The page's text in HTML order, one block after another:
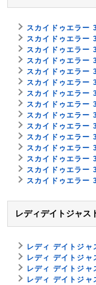
スカイドゥエラー
スカイドゥエラー
スカイドゥエラー
スカイドゥエラー
スカイドゥエラー
スカイドゥエラー
スカイドゥエラー
スカイドゥエラー
スカイドゥエラー
スカイドゥエラー
スカイドゥエラー
スカイドゥエラー
スカイドゥエラー
スカイドゥエラー
スカイドゥエラー
レディデイトジャス
レディ デイトジ
レディ デイトジ
レディ デイトジ
レディ デイトジ